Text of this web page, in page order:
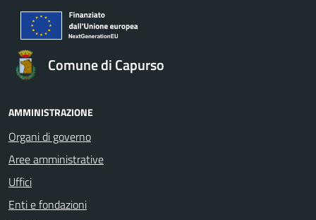
Comune di Capurso
AMMINISTRAZIONE
Organi di governo
Aree amministrative
Uffici
Enti e fondazioni